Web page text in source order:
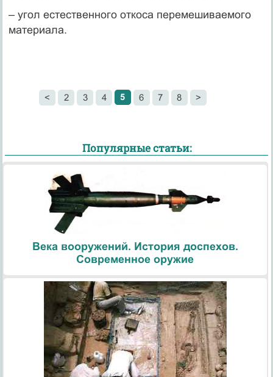
– угол естественного откоса перемешиваемого
материала.
< 2 3 4 5 6 7 8 >
Популярные статьи:
Века вооружений. История доспехов.
Современное оружие